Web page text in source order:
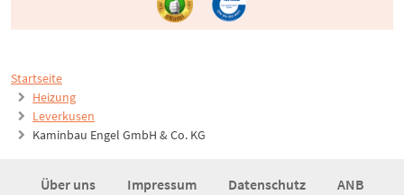
Startseite
Heizung
Leverkusen
Kaminbau Engel GmbH & Co. KG
Über uns Impressum Datenschutz ANB